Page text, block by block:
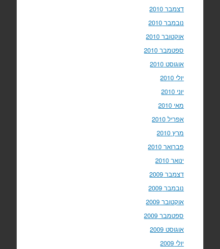
דצמבר 2010
נובמבר 2010
אוקטובר 2010
ספטמבר 2010
אוגוסט 2010
יולי 2010
יוני 2010
מאי 2010
אפריל 2010
מרץ 2010
פברואר 2010
ינואר 2010
דצמבר 2009
נובמבר 2009
אוקטובר 2009
ספטמבר 2009
אוגוסט 2009
יולי 2009